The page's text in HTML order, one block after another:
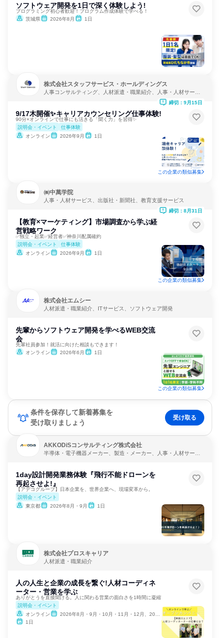
ソフトウェア開発を1日で深く体験しよう!
プログラミング初心者歓迎！プログラム作成体験で学べる！
茨城県
2026年8月 1日
株式会社スタッフサービス・ホールディングス
人事コンサルティング、人材派遣・職業紹介、人事・人材サービ
9/17木開催✨キャリアカウンセリング仕事体験!
90分×オンラインで仕事にも活きる「聞く力」を習得✨
説明会・イベント
仕事体験
オンライン
2026年9月 1日
締切：9月15日
この企業の類似募集
㈱中萬学院
人事・人材サービス、出版社・新聞社、教育支援サービス
【教育×マーケティング】市場調査から学ぶ経
営戦略ワーク
✅独立・起業✅経営者✅神奈川配属確約
説明会・イベント
仕事体験
オンライン
2026年9月 1日
締切：8月31日
この企業の類似募集
株式会社エムシー
人材派遣・職業紹介、ITサービス、ソフトウェア開発
先輩からソフトウェア開発を学べるWEB交流
会
先輩社員参加！就活に向けた相談もできます！
オンライン
2026年6月 1日
この企業の類似募集
条件を保存して新着募集を
受け取りましょう
受け取る
AKKODiSコンサルティング株式会社
半導体・電子機器メーカー、製造・メーカー、人事・人材サービ
1day設計開発業務体験『飛行不能ドローンを
再起させよ!』
【アデコグループ】日本企業を、世界企業へ、現場変革から。
説明会・イベント
東京都
2026年8月・9月 1日
株式会社プロスキャリア
人材派遣・職業紹介
人の人生と企業の成長を繋ぐ!人材コーディネ
ーター・営業を学ぶ
ありがとうを直接聞ける。人に関わる営業の面白さを1時間に凝縮
説明会・イベント
オンライン
2026年8月・9月・10月・11月・12月、2027年1月
1日